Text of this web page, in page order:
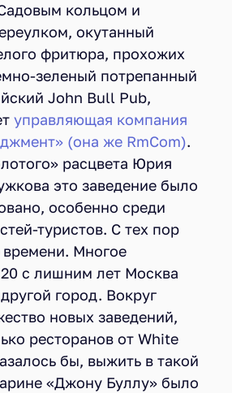
кольцом и
окутанный
фритюра, прохожих
зеленый потрепанный
John Bull Pub,
управляющая компания
(она же RmCom).
расцвета Юрия
это заведение было
особенно среди
туристов. С тех пор
Многое
с лишним лет Москва
город. Вокруг
новых заведений,
ресторанов от White
бы, выжить в такой
«Джону Буллу» было